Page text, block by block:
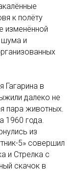
к полёту
изменённой
шума и
Гагарина в
далеко не
пара животных.
1960 года.
из
5» совершил
и Стрелка с
скачок в